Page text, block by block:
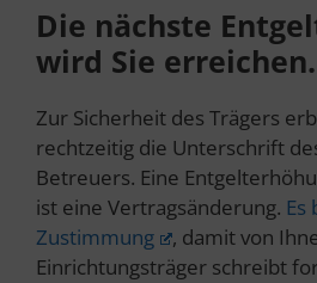
Die nächste
wird Sie erreichen.
Zur Sicherheit des Trägers
rechtzeitig die Unterschrift
Betreuers. Eine
ist eine Vertragsänderung.
Zustimmung
, damit von
Einrichtungsträger schreibt